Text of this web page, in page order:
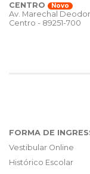
CENTRO
Novo
Av. Marechal
Centro - 89251-700
FORMA DE
Vestibular Online
Histórico Escolar